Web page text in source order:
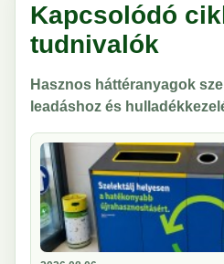
Kapcsolódó
tudnivalók
Hasznos háttéranyagok
leadáshoz és